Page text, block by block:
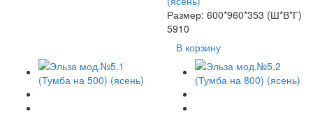
Размер: 600*960*353 (Ш*В*Г)
5910
В корзину